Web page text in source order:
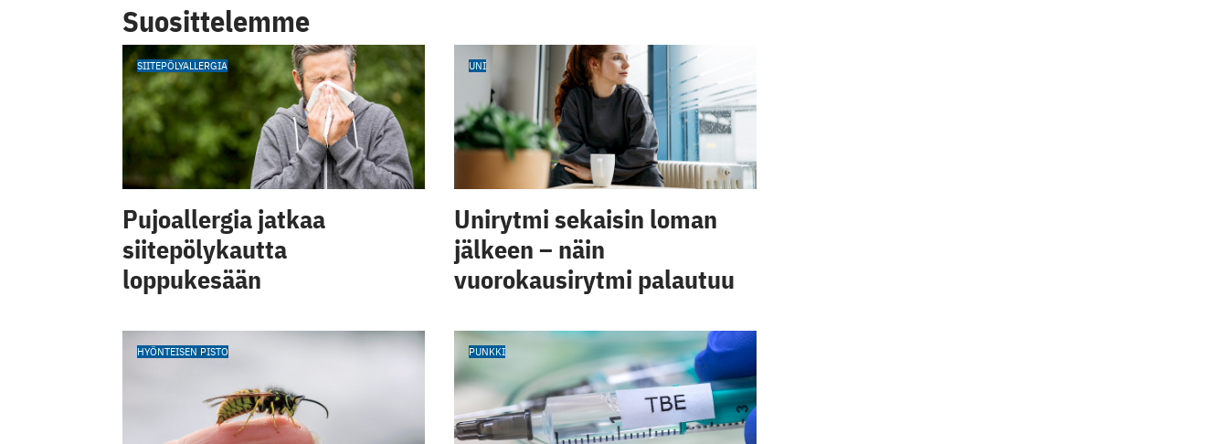
Suosittelemme
SIITEPÖLYALLERGIA
Pujoallergia jatkaa
siitepölykautta
loppukesään
UNI
Unirytmi sekaisin loman
jälkeen – näin
vuorokausirytmi palautuu
HYÖNTEISEN PISTO PUNKKI